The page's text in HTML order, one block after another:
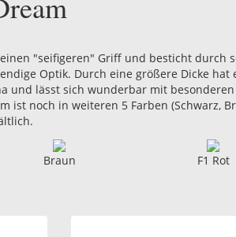
"seifigeren" Griff und besticht durch
Optik. Durch eine größere Dicke hat
und lässt sich wunderbar mit besonderen
ist noch in weiteren 5 Farben (Schwarz,
Braun F1 Rot